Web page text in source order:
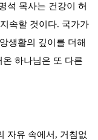
석 목사는 건강이 허
속할 것이다. 국가가
생활의 깊이를 더해
하나님은 또 다른
자유 속에서, 거침없